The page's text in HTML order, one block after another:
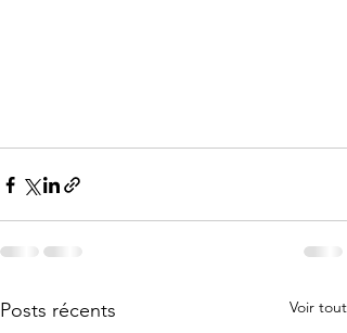
Posts récents Voir tout